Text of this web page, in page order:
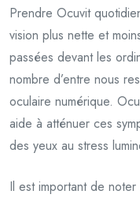
Prendre Ocuvit
vision plus nette et
passées devant les
nombre d’entre nous
oculaire numérique.
aide à atténuer ces
des yeux au stress
Il est important de